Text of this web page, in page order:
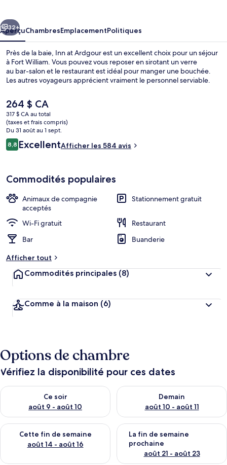
Suivant
32+
AperçuChambresEmplacementPolitiques
Près de la baie, Inn at Ardgour est un excellent choix pour un séjour
à Fort William. Vous pouvez vous reposer en sirotant un verre
au bar-salon et le restaurant est idéal pour manger une bouchée.
Les autres voyageurs apprécient vraiment le personnel serviable.
Le
prix
actuel
est
de 264 $ CA
264 $ CA
317 $ CA au total
(taxes et frais compris)
Du 31 août au 1 sept.
Avis
8,88,8 sur 10 –
ExcellentAfficher les 584 avis
Commodités populaires
Animaux de compagnie
acceptés
Stationnement gratuit
Wi-Fi gratuit
Restaurant
Bar
Buanderie
Afficher tout
Commodités principales (8)
Comme à la maison (6)
Options de chambre
Vérifiez la disponibilité pour ces dates
Ce soir
août 9 - août 10
Vérifier la disponibilité pour ce soir août 9 - août 10
Demain
août 10 - août 11
Vérifier la disponibilité pour
Cette fin de semaine
août 14 - août 16
Vérifier la disponibilité pour cette fin de semaine août 14 -
La fin de semaine
prochaine
août 21 - août 23
Vérifier la disponibilité pour